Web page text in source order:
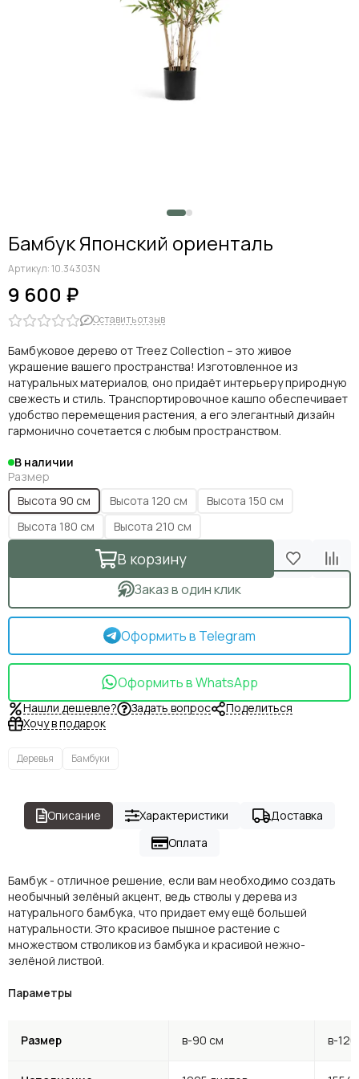
Бамбук Японский ориенталь
Артикул:10.34303N
9 600 ₽
Оставить отзыв
Бамбуковое дерево от Treez Collection – это живое
украшение вашего пространства! Изготовленное из
натуральных материалов, оно придаёт интерьеру природную
свежесть и стиль. Транспортировочное кашпо обеспечивает
удобство перемещения растения, а его элегантный дизайн
гармонично сочетается с любым пространством.
В наличии
Размер
Высота 90 см
Высота 120 см
Высота 150 см
Высота 180 см
Высота 210 см
В корзину
Заказ в один клик
Оформить в Telegram
Оформить в WhatsApp
Нашли дешевле? Задать вопрос
Поделиться
Хочу в подарок
Деревья Бамбуки
Описание Характеристики
Доставка
Оплата
Бамбук - отличное решение, если вам необходимо создать
необычный зелёный акцент, ведь стволы у дерева из
натурального бамбука, что придает ему ещё большей
натуральности. Это красивое пышное растение с
множеством стволиков из бамбука и красивой нежно-
зелёной листвой.
Параметры
Размер в-90 см в-